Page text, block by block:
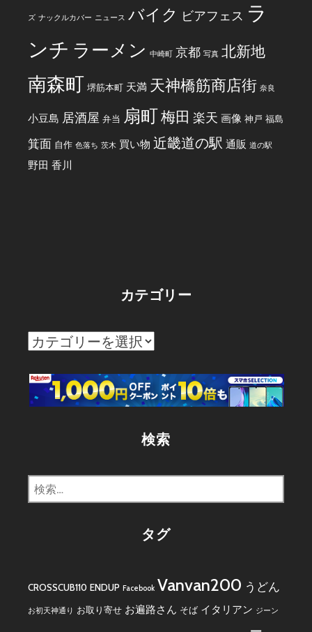
ズ ナックルカバー ニュース バイク ビアフェス ラ
ンチ ラーメン 中崎町 京都 写真 北新地
南森町 堺筋本町 天満 天神橋筋商店街 奈良
小豆島 居酒屋 弁当 扇町梅田 楽天 画像 神戸 福島
箕面 自作 色落ち 茨木 買い物 近畿道の駅 通販 道の駅
野田 香川
カテゴリー
カ
ゴ
リ
検索
検
索:
タグ
CROSSCUB110 ENDUP Facebook Vanvan200 うどん
お初天神通り お取り寄せ お遍路さん そば イタリアン ジーン